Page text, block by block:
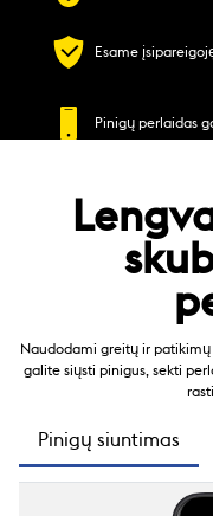
Esame
Pinigų perlaidas
Naudodami greitų ir patikimų
galite siųsti pinigus, sekti
Pinigų siuntimas